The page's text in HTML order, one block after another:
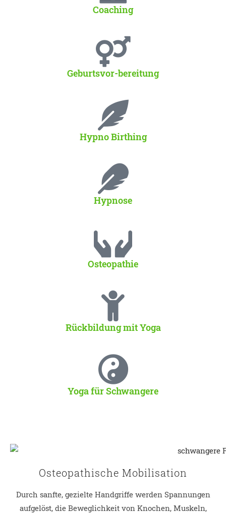
Coaching
Geburtsvor-bereitung
Hypno Birthing
Hypnose
Osteopathie
Rückbildung mit Yoga
Yoga für Schwangere
Osteopathische Mobilisation​
Durch sanfte, gezielte Handgriffe werden Spannungen
aufgelöst, die Beweglichkeit von Knochen, Muskeln,